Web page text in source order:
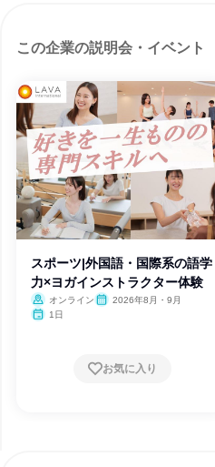
この企業の説明会・イベント
スポーツ|外国語・国際系の語学
力×ヨガインストラクター体験
オンライン
2026年8月・9月
1日
お気に入り